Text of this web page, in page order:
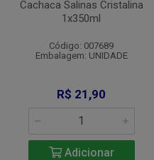
Cachaca Salinas Cristalina
1x350ml
Código: 007689
Embalagem: UNIDADE
R$ 21,90
Adicionar